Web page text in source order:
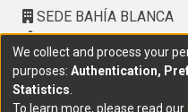
Cómo exportar metadatos
SEDE BAHÍA BLANCA
Calle Ciudad de Cali
Provincial del Sudoeste
(291) 459 2550, interno
10.00 h a 14.00 h
We collect and process your
purposes: Authentication,
Statistics
To learn more, please read our